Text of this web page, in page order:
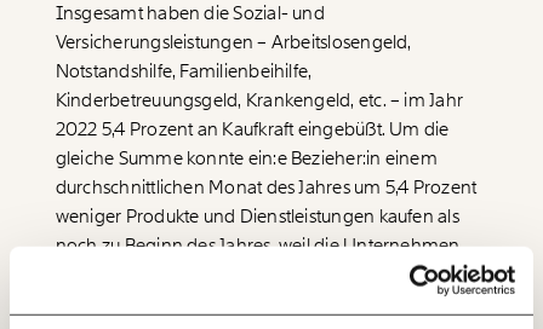
WerdeFördermitgliedund wir können gemeinsam
unsere Wirtschaft so gestalten, dass sie für alle
funktioniert. Unsere Recherchen sind für alle frei im
Netz. Unabhängig und werbefrei. Und das wird auch
so bleiben. Kämpf’ mit uns für den Fortschritt und
unterstütze uns mit Deinem Mitgliedsbeitrag.
Du überweist lieber direkt?
Hier unsere IBAN: AT34 4300 0498 0007 6017
Fragen und Antworten.
Immer auf dem
Insgesamt haben die Sozial- und
Versicherungsleistungen – Arbeitslosengeld,
Notstandshilfe, Familienbeihilfe,
Kinderbetreuungsgeld, Krankengeld, etc. – im Jahr
2022 5,4 Prozent an Kaufkraft eingebüßt. Um die
gleiche Summe konnte ein:e Bezieher:in einem
durchschnittlichen Monat des Jahres um 5,4 Prozent
weniger Produkte und Dienstleistungen kaufen als
noch zu Beginn des Jahres, weil die Unternehmen
die Preise rasch anhoben. Etwas geringer fiel der